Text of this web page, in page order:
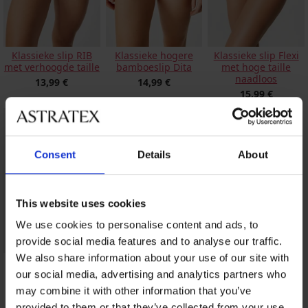
Consent Details About
This website uses cookies
We use cookies to personalise content and ads, to
provide social media features and to analyse our traffic.
We also share information about your use of our site with
our social media, advertising and analytics partners who
may combine it with other information that you’ve
Klassieke slip RIB
met verhoogde taille
13,99 €
Klassieke hogere
bamboeslip Dita
14,99 €
Klassieke slip Flexi
met hoge taille
naadloos
15,99 €
2 PACK klassieke
hoge slips Elisa
19,99 €